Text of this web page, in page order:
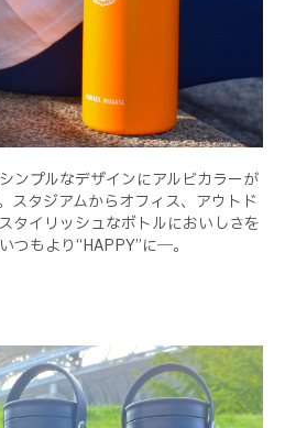
ンプルなデザインにアルビカラーが
スタジアムからオフィス、アウトド
タイリッシュなボトルにおいしさを
つもより“HAPPY”に―。